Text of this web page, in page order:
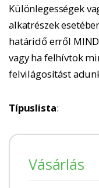
Különlegességek
alkatrészek
határidő erről
vagy ha felhívtok
felvilágosítást
Típuslista:
Vásárlás